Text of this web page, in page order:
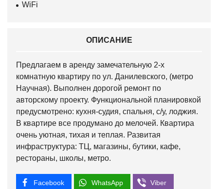
WiFi
ОПИСАНИЕ
Предлагаем в аренду замечательную 2-х
комнатную квартиру по ул. Данилевского, (метро
Научная). Выполнен дорогой ремонт по
авторскому проекту. Функциональной планировкой
предусмотрено: кухня-судия, спальня, с/у, лоджия.
В квартире все продумано до мелочей. Квартира
очень уютная, тихая и теплая. Развитая
инфраструктура: ТЦ, магазины, бутики, кафе,
рестораны, школы, метро.
Facebook WhatsApp Viber